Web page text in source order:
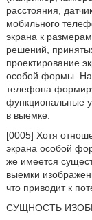
расстояния,
мобильного
экрана к
решений,
проектирование
особой формы.
телефона
функциональные
в выемке.
[0005] Хотя
экрана особой
же имеется
выемки
что приводит к
СУЩНОСТЬ